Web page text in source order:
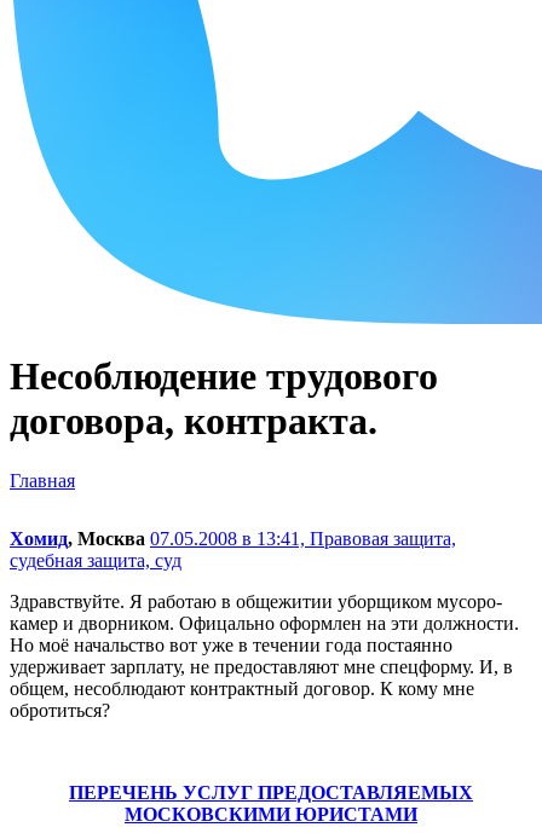
Несоблюдение трудового
договора, контракта.
Главная
Хомид, Москва 07.05.2008 в 13:41, Правовая защита,
судебная защита, суд
Здравствуйте. Я работаю в общежитии уборщиком мусоро-
камер и дворником. Офицально оформлен на эти должности.
Но моё начальство вот уже в течении года постаянно
удерживает зарплату, не предоставляют мне спецформу. И, в
общем, несоблюдают контрактный договор. К кому мне
обротиться?
ПЕРЕЧЕНЬ УСЛУГ ПРЕДОСТАВЛЯЕМЫХ
МОСКОВСКИМИ ЮРИСТАМИ